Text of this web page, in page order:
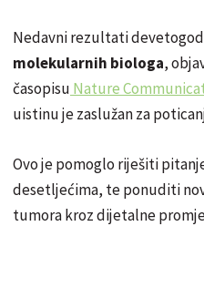
Nedavni rezultati
molekularnih biologa,
časopisu Nature
uistinu je zaslužan za
Ovo je pomoglo riješiti
desetljećima, te ponuditi
tumora kroz dijetalne